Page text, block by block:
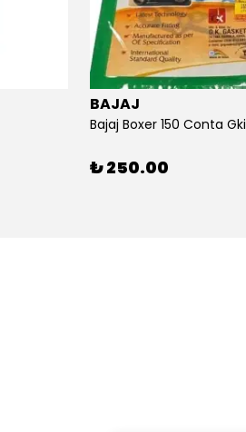
BAJAJ
Bajaj Boxer 150 Conta Gki
₺ 250.00